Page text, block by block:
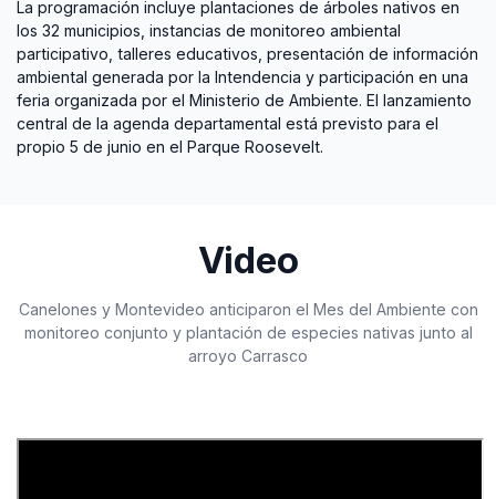
La programación incluye plantaciones de árboles nativos en
los 32 municipios, instancias de monitoreo ambiental
participativo, talleres educativos, presentación de información
ambiental generada por la Intendencia y participación en una
feria organizada por el Ministerio de Ambiente. El lanzamiento
central de la agenda departamental está previsto para el
propio 5 de junio en el Parque Roosevelt.
Video
Canelones y Montevideo anticiparon el Mes del Ambiente con
monitoreo conjunto y plantación de especies nativas junto al
arroyo Carrasco